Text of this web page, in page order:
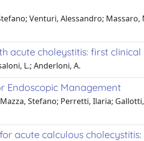
Venturi, Alessandro;
acute choleystitis: first clinical
L.; Anderloni, A.
Endoscopic Management
Stefano; Perretti, Ilaria;
calculous cholecystitis: